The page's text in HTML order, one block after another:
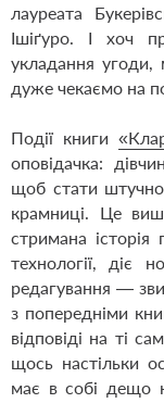
лауреата
Ішіґуро. І хоч
укладання
дуже чекаємо на
Події книги
оповідачка:
щоб стати
крамниці. Це
стримана
технології, діє
редагування —
з попередніми
відповіді на ті
щось настільки
має в собі дещо